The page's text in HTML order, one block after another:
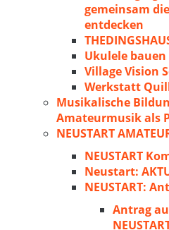
gemeinsam
entdecken
Ukulele
Village Vision
Werkstatt
Musikalische
Amateurmusik als
NEUSTART
NEUSTART
Neustart:
NEUSTART:
Antrag